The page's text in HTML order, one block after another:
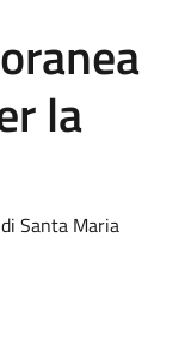
la
Santa Maria